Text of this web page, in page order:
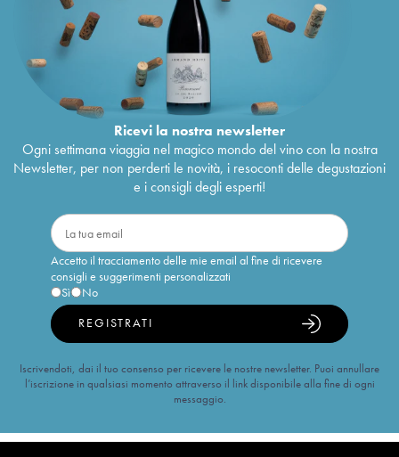
Ricevi la nostra newsletter
Ogni settimana viaggia nel magico mondo del vino con la nostra
Newsletter, per non perderti le novità, i resoconti delle degustazioni
e i consigli degli esperti!
Accetto il tracciamento delle mie email al fine di ricevere
consigli e suggerimenti personalizzati
Sì
No
REGISTRATI
Iscrivendoti, dai il tuo consenso per ricevere le nostre newsletter. Puoi annullare
l’iscrizione in qualsiasi momento attraverso il link disponibile alla fine di ogni
messaggio.